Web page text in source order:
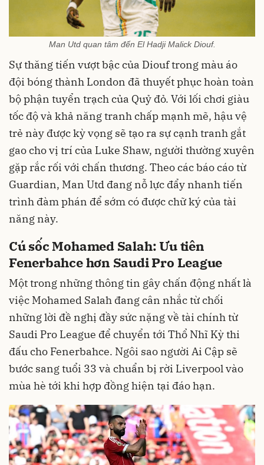
Man Utd quan tâm đến El Hadji Malick Diouf.
Sự thăng tiến vượt bậc của Diouf trong màu áo
đội bóng thành London đã thuyết phục hoàn toàn
bộ phận tuyển trạch của Quỷ đỏ. Với lối chơi giàu
tốc độ và khả năng tranh chấp mạnh mẽ, hậu vệ
trẻ này được kỳ vọng sẽ tạo ra sự cạnh tranh gắt
gao cho vị trí của Luke Shaw, người thường xuyên
gặp rắc rối với chấn thương. Theo các báo cáo từ
Guardian, Man Utd đang nỗ lực đẩy nhanh tiến
trình đàm phán để sớm có được chữ ký của tài
năng này.
Cú sốc Mohamed Salah: Ưu tiên
Fenerbahce hơn Saudi Pro League
Một trong những thông tin gây chấn động nhất là
việc Mohamed Salah đang cân nhắc từ chối
những lời đề nghị đầy sức nặng về tài chính từ
Saudi Pro League để chuyển tới Thổ Nhĩ Kỳ thi
đấu cho Fenerbahce. Ngôi sao người Ai Cập sẽ
bước sang tuổi 33 và chuẩn bị rời Liverpool vào
mùa hè tới khi hợp đồng hiện tại đáo hạn.